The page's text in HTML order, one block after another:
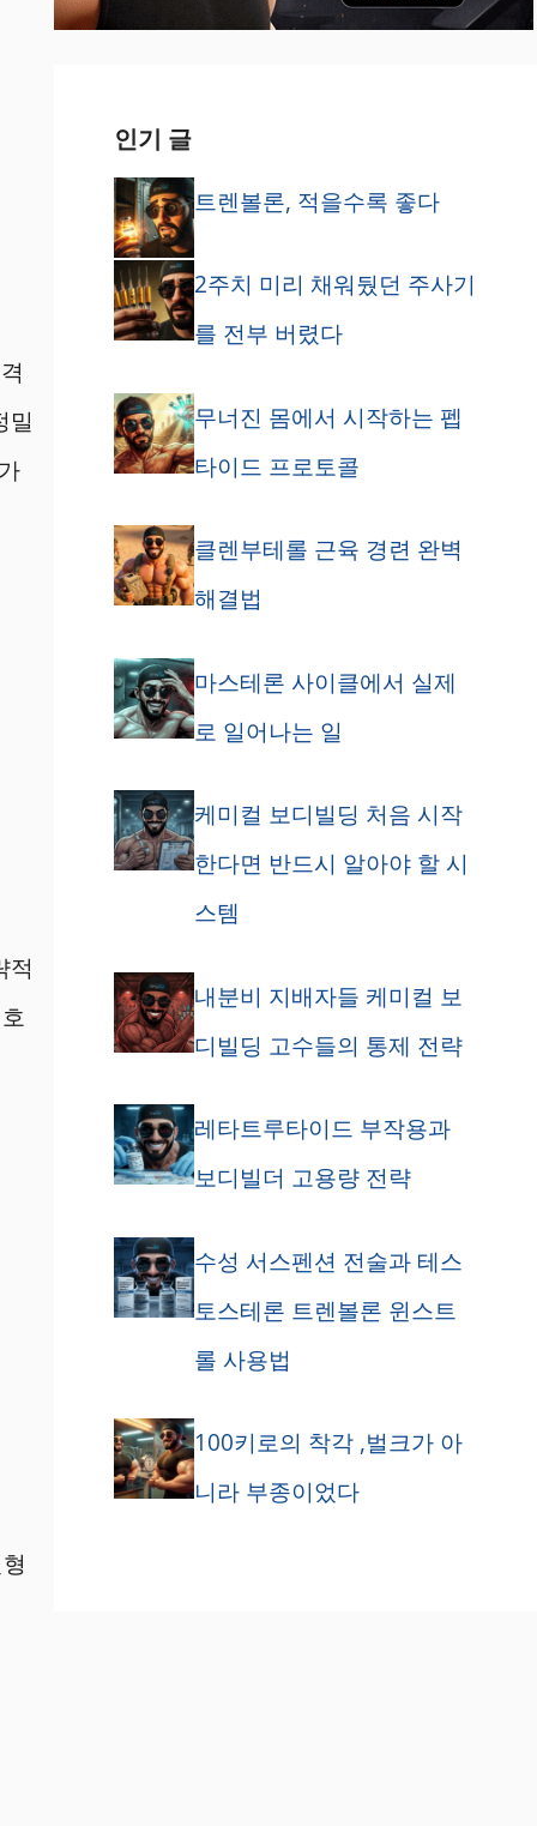
밀
적
인기 글
트렌볼론, 적을수록 좋다
2주치 미리 채워뒀던 주사기
를 전부 버렸다
무너진 몸에서 시작하는 펩
타이드 프로토콜
클렌부테롤 근육 경련 완벽
해결법
마스테론 사이클에서 실제
로 일어나는 일
케미컬 보디빌딩 처음 시작
한다면 반드시 알아야 할 시
스템
내분비 지배자들 케미컬 보
디빌딩 고수들의 통제 전략
레타트루타이드 부작용과
보디빌더 고용량 전략
수성 서스펜션 전술과 테스
토스테론 트렌볼론 윈스트
롤 사용법
100키로의 착각 ,벌크가 아
니라 부종이었다